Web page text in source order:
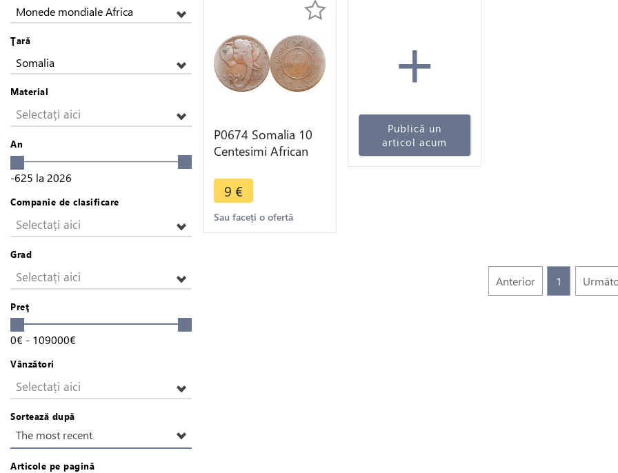
Monede mondiale Africa
Ţară
Somalia
Material
Selectați aici
An
-625 la 2026
Companie de clasificare
Selectați aici
Grad
Selectați aici
Preţ
0€ - 109000€
Vânzători
Selectați aici
Sortează după
The most recent
Articole pe pagină
P0674 Somalia 10
Centesimi African
>Make offer
9 €
Sau faceți o ofertă
+
Publică un
articol acum
Anterior 1